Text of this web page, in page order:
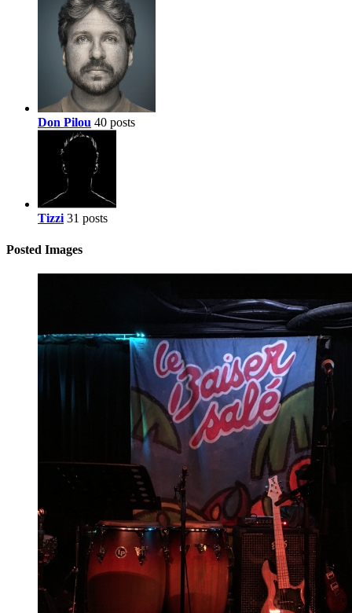
Don Pilou 40 posts
Tizzi 31 posts
Posted Images